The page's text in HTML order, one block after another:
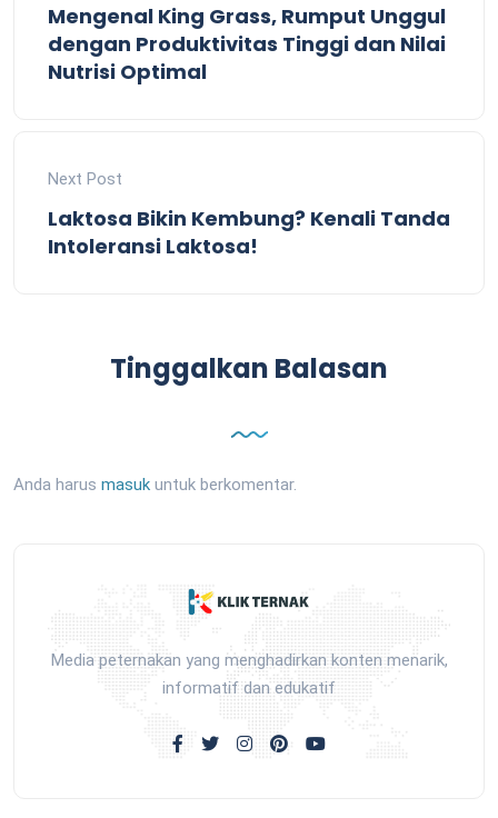
Mengenal King Grass, Rumput Unggul
dengan Produktivitas Tinggi dan Nilai
Nutrisi Optimal
Next Post
Laktosa Bikin Kembung? Kenali Tanda
Intoleransi Laktosa!
Tinggalkan Balasan
Anda harus masuk untuk berkomentar.
Media peternakan yang menghadirkan konten menarik,
informatif dan edukatif